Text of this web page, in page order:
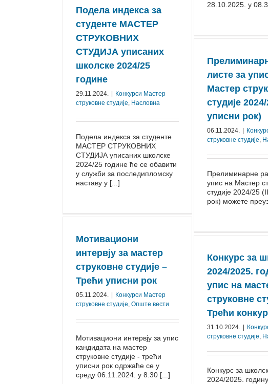
28.10.2025. у
Подела индекса за
студенте МАСТЕР
СТРУКОВНИХ
СТУДИЈА уписаних
школске 2024/25
године
29.11.2024.
Конкурси Mастер
струковне студије, Насловна
Подела индекса за студенте
МАСТЕР СТРУКОВНИХ
СТУДИЈА уписаних школске
2024/25 године ће се обавити
у служби за последипломску
наставу у [...]
листе за
Мастер
студије
уписни рок)
06.11.2024.
струковне студије,
Прелиминарне
упис на Мастер
студије 2024/25
рок) можете
Мотивациони
интервју за мастер
струковне студије –
Трећи уписни рок
05.11.2024.
Конкурси Mастер
струковне студије, Опште вести
Мотивациони интервју за упис
кандидата на мастер
струковне студије - трећи
уписни рок одржаће се у
среду 06.11.2024. у 8:30 [...]
Конкурс за
2024/⁠⁠2025.
упис на
струковне
⁠Трећи
31.10.2024.
струковне студије,
Конкурс за
2024/⁠⁠2025.